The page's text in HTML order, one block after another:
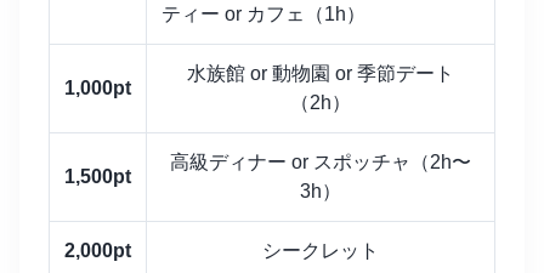
ティー or カフェ（1h）
1,000pt
水族館 or 動物園 or 季節デート
（2h）
1,500pt
高級ディナー or スポッチャ（2h〜
3h）
2,000pt シークレット